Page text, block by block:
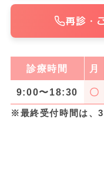
再診・
診療時間 月
9:00〜18:30 〇
※最終受付時間は、